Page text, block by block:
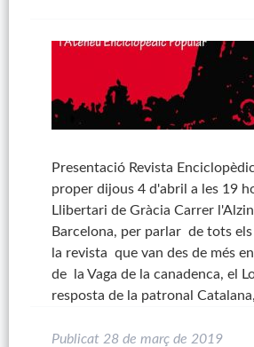
Presentació Revista
proper dijous 4 d'abril a les 19
Llibertari de Gràcia Carrer
Barcelona, per parlar de tots
la revista que van des de més
de la Vaga de la canadenca, el
resposta de la patronal
Publicat 28 de març de 2019